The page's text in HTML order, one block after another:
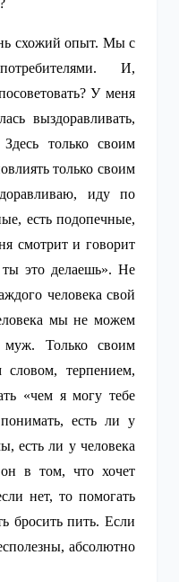
схожий опыт. Мы с
И,
У меня
выздоравливать,
только своим
только своим
иду по
есть подопечные,
смотрит и говорит
это делаешь». Не
человека свой
мы не можем
муж. Только своим
терпением,
«чем я могу тебе
есть ли у
есть ли у человека
он в том, что хочет
нет, то помогать
бросить пить. Если
абсолютно